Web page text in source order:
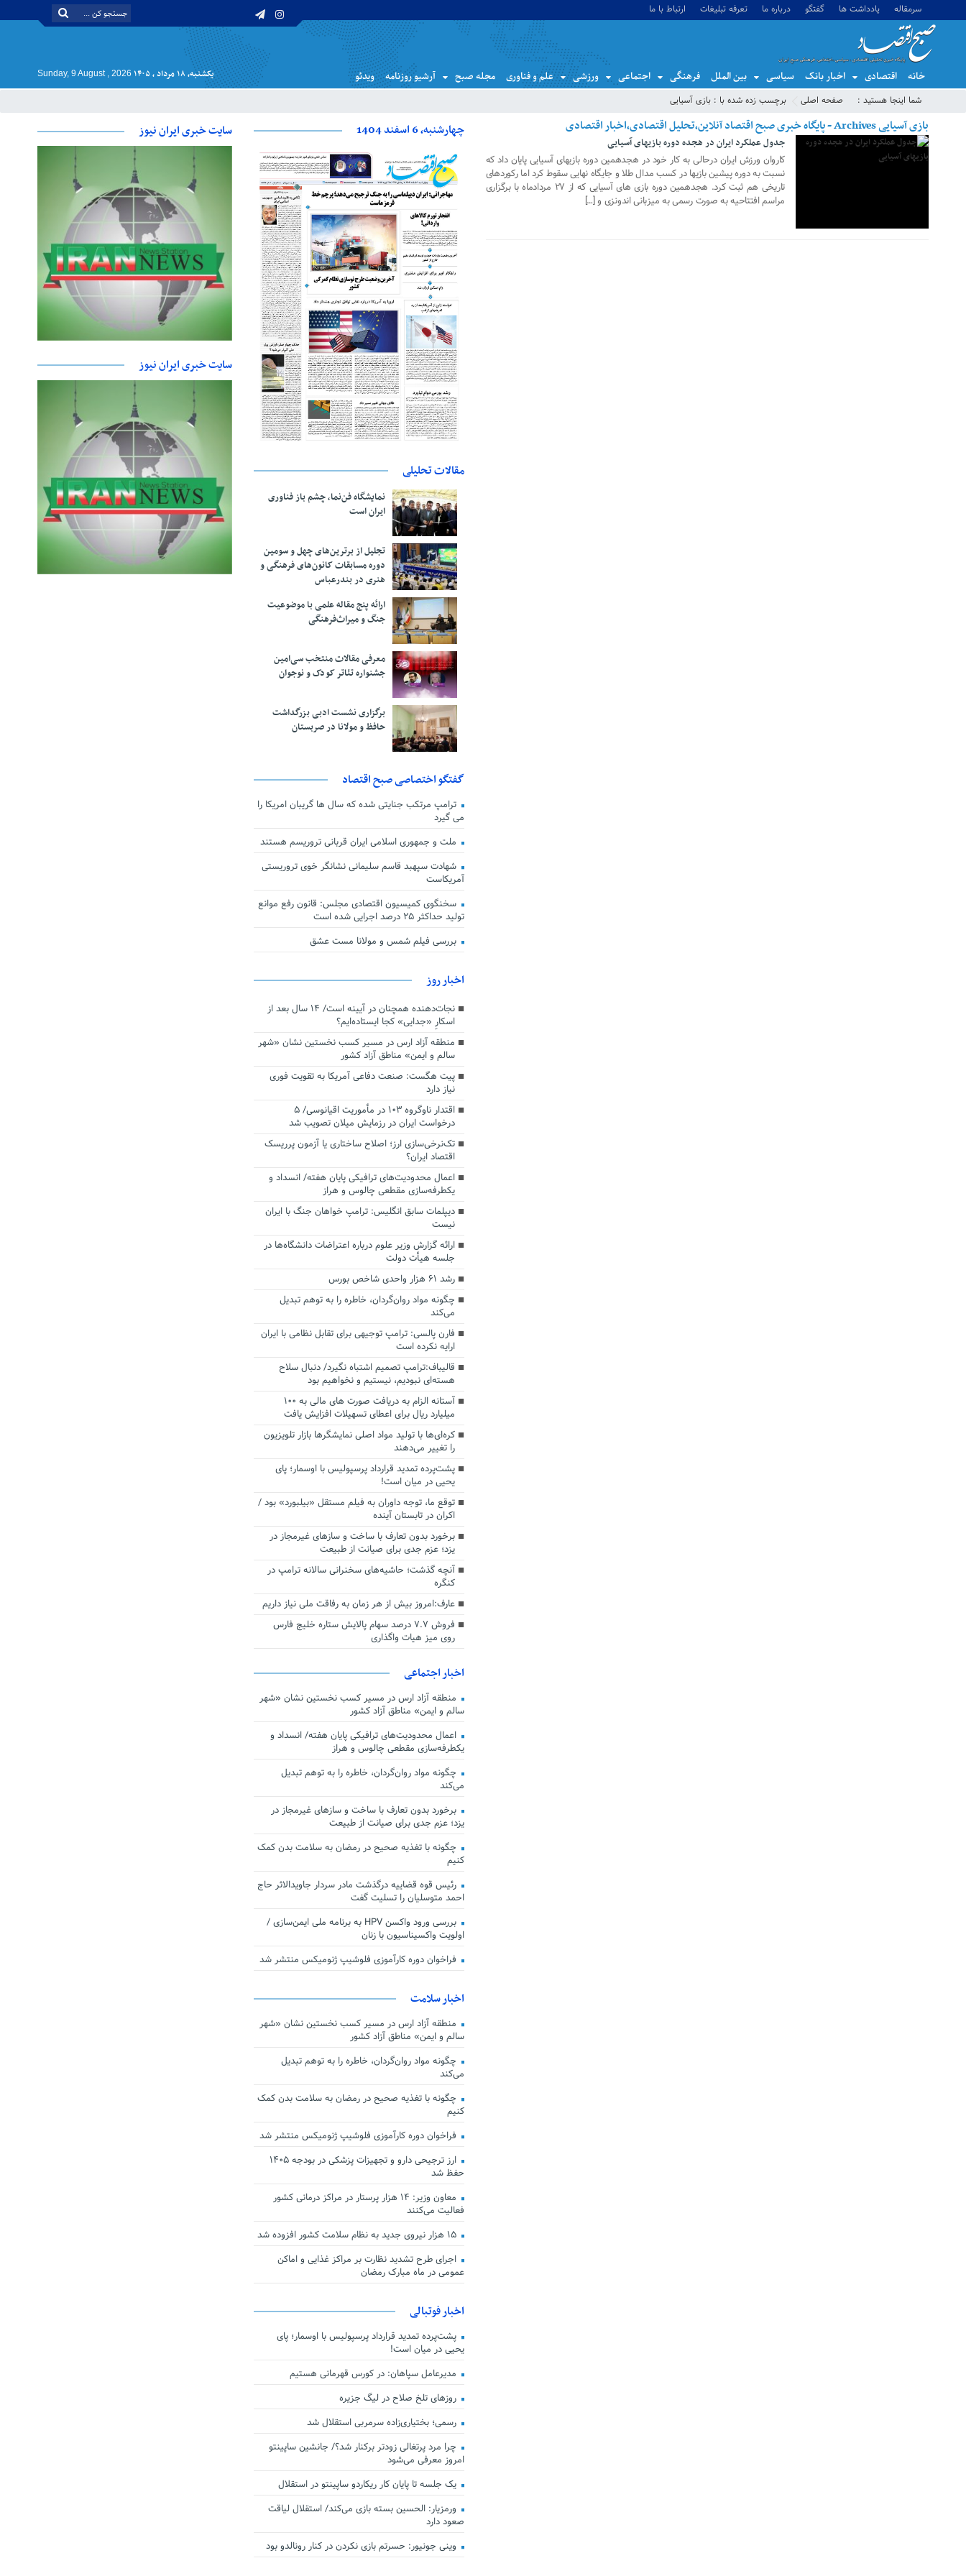
سرمقاله یادداشت ها گفتگو درباره ما تعرفه تبلیغات ارتباط با ما
خانه اقتصادی اخبار بانک سیاسی بین الملل فرهنگی اجتماعی ورزشی علم و فناوری مجله صبح آرشیو روزنامه ویدئو یکشنبه, ۱۸ مرداد , ۱۴۰۵ Sunday, 9 August , 2026
شما اینجا هستید : صفحه اصلی برچسب زده شده با : بازی آسیایی
بازی آسیایی Archives - پایگاه خبری صبح اقتصاد آنلاین،تحلیل اقتصادی،اخبار اقتصادی
02 سپتامبر 2018
جدول عملکرد ایران در هجده دوره بازیهای آسیایی
کاروان ورزش ایران درحالی به کار خود در هجدهمین دوره بازی‎های آسیایی پایان داد که
نسبت به دوره پیشین بازی‎ها در کسب مدال طلا و جایگاه نهایی سقوط کرد اما رکوردهای
تاریخی هم ثبت کرد. هجدهمین دوره بازی های آسیایی که از ۲۷ مردادماه با برگزاری
مراسم افتتاحیه به صورت رسمی به میزبانی اندونزی و […]
چهارشنبه، 6 اسفند 1404
مقالات تحلیلی
نمایشگاه فن‌نما، چشم باز فناوری
ایران است
تجلیل از بر‌ترین‌های چهل و سومین
دوره مسابقات کانون‌های فرهنگی و
هنری در بندرعباس
ارائه پنج مقاله علمی با موضوعیت
جنگ و میراث‌فرهنگی
معرفی مقالات منتخب سی‌امین
جشنواره تئاتر کودک و نوجوان
برگزاری نشست ادبی بزرگداشت
حافظ و مولانا در صربستان
گفتگو اختصاصی صبح اقتصاد
ترامپ مرتکب جنایتی شده که سال ها گریبان امریکا را
می گیرد
ملت و جمهوری اسلامی ایران قربانی تروریسم هستند
شهادت سپهبد قاسم سلیمانی نشانگر خوی تروریستی
آمریکاست
سخنگوی کمیسیون اقتصادی مجلس: قانون رفع موانع
تولید حداکثر ۲۵ درصد اجرایی شده است
بررسی فیلم شمس و مولانا مست عشق
اخبار روز
نجات‌دهنده‌ همچنان در آیینه است/ ۱۴ سال بعد از
اسکارِ «جدایی» کجا ایستاده‌ایم؟
منطقه آزاد ارس در مسیر کسب نخستین نشان «شهر
سالم و ایمن» مناطق آزاد کشور
پیت هگست: صنعت دفاعی آمریکا به تقویت فوری
نیاز دارد
اقتدار ناوگروه ۱۰۳ در مأموریت‌ اقیانوسی/ ۵
درخواست ایران در رزمایش میلان تصویب شد
تک‌نرخی‌سازی ارز؛ اصلاح ساختاری یا آزمون پرریسک
اقتصاد ایران؟
اعمال محدودیت‌های ترافیکی پایان هفته/ انسداد و
یکطرفه‌سازی مقطعی چالوس و هراز
دیپلمات سابق انگلیس:‌ ترامپ خواهان جنگ با ایران
نیست
ارائه گزارش وزیر علوم درباره اعتراضات دانشگاه‌ها در
جلسه هیأت دولت
رشد ۶۱ هزار واحدی شاخص بورس
چگونه مواد روان‌گردان، خاطره را به توهم تبدیل
می‌کند
فارن پالسی: ترامپ توجیهی برای تقابل نظامی با ایران
ارایه نکرده است
قالیباف:ترامپ تصمیم اشتباه نگیرد/ دنبال سلاح
هسته‌ای نبودیم، نیستیم و نخواهیم بود
آستانه الزام به دریافت صورت های مالی به ۱۰۰
میلیارد ریال برای اعطای تسهیلات افزایش یافت
کره‌ای‌ها با تولید مواد اصلی نمایشگرها بازار تلویزیون
را تغییر می‌دهند
پشت‌پرده تمدید قرارداد پرسپولیس با اوسمار؛ پای
یحیی در میان است!
توقع ما، توجه داوران به فیلم مستقل «بیلبورد» بود /
اکران در تابستان آینده
برخورد بدون تعارف با ساخت‌ و سازهای غیرمجاز در
یزد؛ عزم جدی برای صیانت از طبیعت
آنچه گذشت؛ حاشیه‌های سخنرانی سالانه ترامپ در
کنگره
عارف:امروز بیش از هر زمان به رفاقت ملی نیاز داریم
فروش ۷.۷ درصد سهام پالایش ستاره خلیج فارس
روی میز هیات واگذاری
اخبار اجتماعی
منطقه آزاد ارس در مسیر کسب نخستین نشان «شهر
سالم و ایمن» مناطق آزاد کشور
اعمال محدودیت‌های ترافیکی پایان هفته/ انسداد و
یکطرفه‌سازی مقطعی چالوس و هراز
چگونه مواد روان‌گردان، خاطره را به توهم تبدیل
می‌کند
برخورد بدون تعارف با ساخت‌ و سازهای غیرمجاز در
یزد؛ عزم جدی برای صیانت از طبیعت
چگونه با تغذیه صحیح در رمضان به سلامت بدن کمک
کنیم
رئیس قوه قضاییه درگذشت مادر سردار جاویدالاثر حاج
احمد متوسلیان را تسلیت گفت
بررسی ورود واکسن HPV به برنامه ملی ایمن‌سازی /
اولویت واکسیناسیون با زنان
فراخوان دوره کارآموزی فلوشیپ ژنومیکس منتشر شد
اخبار سلامت
منطقه آزاد ارس در مسیر کسب نخستین نشان «شهر
سالم و ایمن» مناطق آزاد کشور
چگونه مواد روان‌گردان، خاطره را به توهم تبدیل
می‌کند
چگونه با تغذیه صحیح در رمضان به سلامت بدن کمک
کنیم
فراخوان دوره کارآموزی فلوشیپ ژنومیکس منتشر شد
ارز ترجیحی دارو و تجهیزات پزشکی در بودجه ۱۴۰۵
حفظ شد
معاون وزیر: ۱۴ هزار پرستار در مراکز درمانی کشور
فعالیت می‌کنند
۱۵ هزار نیروی جدید به نظام سلامت کشور افزوده شد
اجرای طرح تشدید نظارت بر مراکز غذایی و اماکن
عمومی در ماه مبارک رمضان
اخبار فوتبالی
پشت‌پرده تمدید قرارداد پرسپولیس با اوسمار؛ پای
یحیی در میان است!
مدیرعامل سپاهان: در کورس قهرمانی هستیم
روزهای تلخ صلاح در لیگ جزیره
رسمی؛ بختیاری‌زاده سرمربی استقلال شد
چرا مرد پرتغالی زودتر برکنار شد؟/ جانشین ساپینتو
امروز معرفی می‌شود
یک جلسه تا پایان کار ریکاردو ساپینتو در استقلال
ورمزیار: الحسین بسته بازی می‌کند/ استقلال لیاقت
صعود دارد
وینی جونیور: حسرتم بازی نکردن در کنار رونالدو بود
سایت خبری ایران نیوز
سایت خبری ایران نیوز